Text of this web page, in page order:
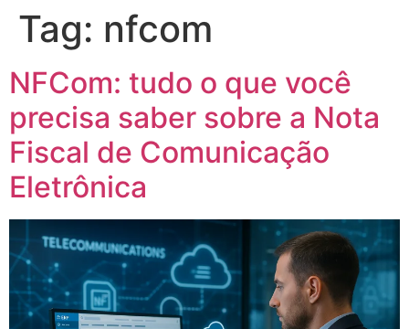
Tag: nfcom
NFCom: tudo o que você
precisa saber sobre a Nota
Fiscal de Comunicação
Eletrônica